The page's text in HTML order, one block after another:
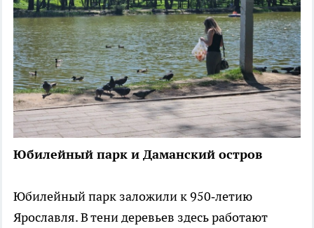
Юбилейный парк и Даманский остров
Юбилейный парк заложили к 950‑летию
Ярославля. В тени деревьев здесь работают